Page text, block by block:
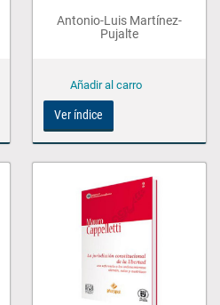
Antonio-Luis Martínez-
Pujalte
Ver índice